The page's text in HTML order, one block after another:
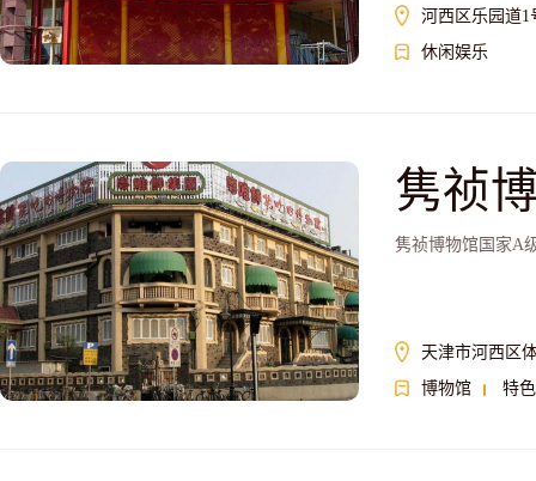
河西区乐园道1
休闲娱乐
隽祯
隽祯博物馆国家A
天津市河西区
博物馆
特